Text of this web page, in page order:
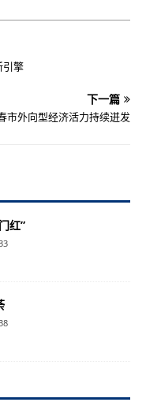
引擎
下一篇
市外向型经济活力持续迸发
红”